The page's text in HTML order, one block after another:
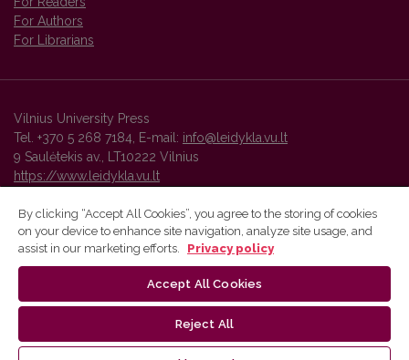
For Authors
For Librarians
Vilnius University Press
Tel. +370 5 268 7184, E-mail: info@leidykla.vu.lt
9 Saulėtekis av., LT10222 Vilnius
https://www.leidykla.vu.lt
Vilnius University Press platform and metadata are distributed by
By clicking “Accept All Cookies”, you agree to the storing of cookies
on your device to enhance site navigation, analyze site usage, and
assist in our marketing efforts.
Privacy policy
Accept All Cookies
Reject All